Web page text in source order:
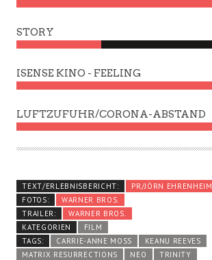
STORY
ISENSE KINO - FEELING
LUFTZUFUHR/CORONA-ABSTAND
TEXT/ERLEBNISBERICHT:
PR/JÖRN EHRENHEIM
FOTOS:
WARNER BROS.
TRAILER:
WARNER BROS.
KATEGORIEN
FILM
TAGS:
CARRIE-ANNE MOSS
KEANU REEVES
MATRIX RESURRECTIONS
NEO TRINITY